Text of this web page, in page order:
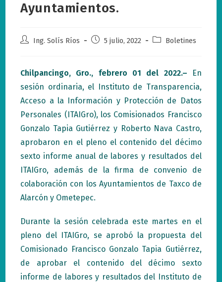
Ayuntamientos.
Autor
entrada:
Ing. Solís Ríos
Publicación
entrada:
5 julio, 2022
Categoría
entrada:
Boletines
Chilpancingo, Gro., febrero 01 del 2022.– En
sesión ordinaria, el Instituto de Transparencia,
Acceso a la Información y Protección de Datos
Personales (ITAIGro), los Comisionados Francisco
Gonzalo Tapia Gutiérrez y Roberto Nava Castro,
aprobaron en el pleno el contenido del décimo
sexto informe anual de labores y resultados del
ITAIGro, además de la firma de convenio de
colaboración con los Ayuntamientos de Taxco de
Alarcón y Ometepec.
Durante la sesión celebrada este martes en el
pleno del ITAIGro, se aprobó la propuesta del
Comisionado Francisco Gonzalo Tapia Gutiérrez,
de aprobar el contenido del décimo sexto
informe de labores y resultados del Instituto de